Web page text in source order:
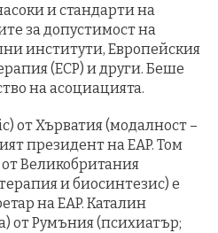
и стандарти на
за допустимост на
институти, Европейския
(ECP) и други. Беше
на асоциацията.
от Хърватия (модалност –
президент на EAP. Том
Великобритания
и биосинтезис) е
на EAP. Каталин
от Румъния (психиатър;